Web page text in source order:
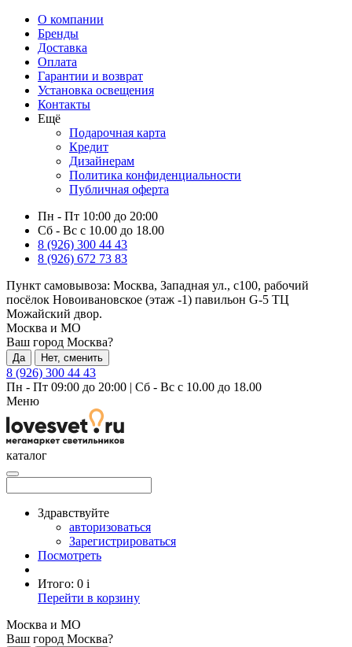
О компании
Бренды
Доставка
Оплата
Гарантии и возврат
Установка освещения
Контакты
Ещё
Подарочная карта
Кредит
Дизайнерам
Политика конфиденциальности
Публичная оферта
Пн - Пт 10:00 до 20:00
Сб - Вс с 10.00 до 18.00
8 (926) 300 44 43
8 (926) 672 73 83
Пункт самовывоза: Москва, Западная ул., с100, рабочий
посёлок Новоивановское (этаж -1) павильон G-5 ТЦ
Можайский двор.
Москва и МО
Ваш город Москва?
Да Нет, сменить
8 (926) 300 44 43
Пн - Пт 09:00 до 20:00 | Сб - Вс с 10.00 до 18.00
Меню
каталог
Здравствуйте
авторизоваться
Зарегистрироваться
Посмотреть
Итого: 0 i
Перейти в корзину
Москва и МО
Ваш город Москва?